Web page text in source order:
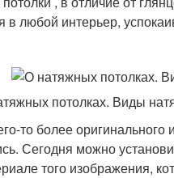
в любой интерьер,
то более
Сегодня можно
того изображения,